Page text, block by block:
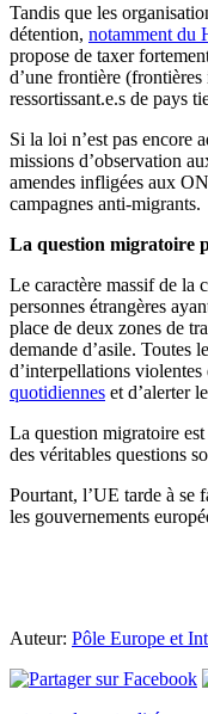
Tandis que les
détention, notamment du
propose de taxer
d’une frontière (frontières
ressortissant.e.s de pays
Si la loi n’est pas encore
missions d’observation
amendes infligées aux
campagnes anti-migrants.
La question migratoire
Le caractère massif de la
personnes étrangères
place de deux zones de
demande d’asile. Toutes
d’interpellations violentes
quotidiennes et d’alerter
La question migratoire
des véritables questions
Pourtant, l’UE tarde à se
les gouvernements
Auteur: Pôle Europe et